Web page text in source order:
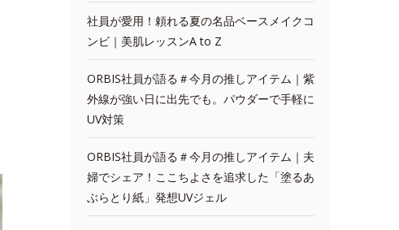
社員が愛用！頼れる夏の名品ベースメイクコ
ンビ｜美肌レッスンA to Z
ORBIS社員が語る＃今月の推しアイテム｜紫
外線が強い日に出先でも。パウダーで手軽に
UV対策
ORBIS社員が語る＃今月の推しアイテム｜夫
婦でシェア！ここちよさを追求した「塗るあ
ぶらとり紙」発想UVジェル